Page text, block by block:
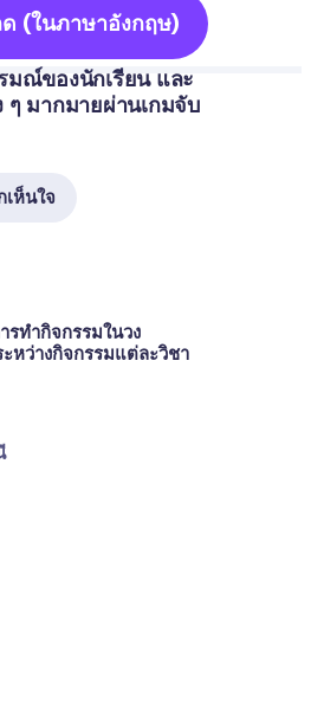
(ในภาษาอังกฤษ)
มณ์ของนักเรียน และ
มากมายผ่านเกมจับ
เห็นใจ
รทำกิจกรรมในวง
ว่างกิจกรรมแต่ละวิชา